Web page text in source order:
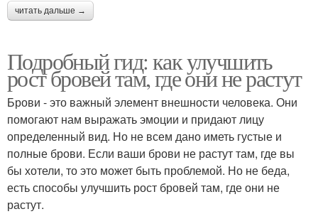
читать дальше →
Подробный гид: как улучшить
рост бровей там, где они не растут
Брови - это важный элемент внешности человека. Они
помогают нам выражать эмоции и придают лицу
определенный вид. Но не всем дано иметь густые и
полные брови. Если ваши брови не растут там, где вы
бы хотели, то это может быть проблемой. Но не беда,
есть способы улучшить рост бровей там, где они не
растут.